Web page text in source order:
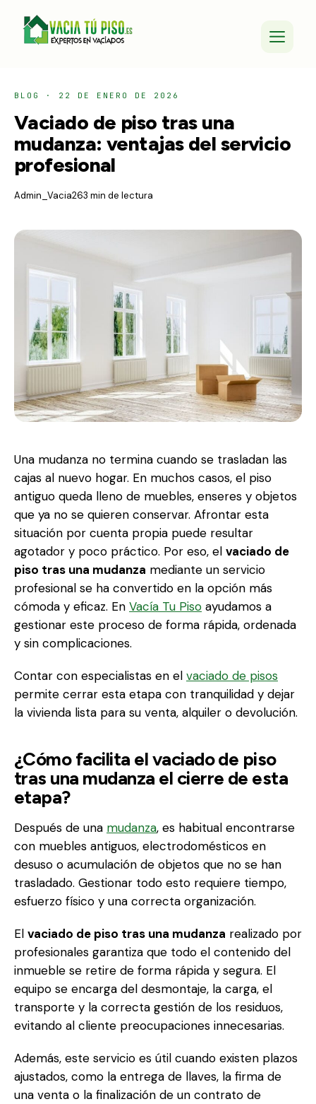
BLOG · 22 DE ENERO DE 2026
Vaciado de piso tras una
mudanza: ventajas del servicio
profesional
Admin_Vacia263 min de lectura
Una mudanza no termina cuando se trasladan las
cajas al nuevo hogar. En muchos casos, el piso
antiguo queda lleno de muebles, enseres y objetos
que ya no se quieren conservar. Afrontar esta
situación por cuenta propia puede resultar
agotador y poco práctico. Por eso, el vaciado de
piso tras una mudanza mediante un servicio
profesional se ha convertido en la opción más
cómoda y eficaz. En Vacía Tu Piso ayudamos a
gestionar este proceso de forma rápida, ordenada
y sin complicaciones.
Contar con especialistas en el vaciado de pisos
permite cerrar esta etapa con tranquilidad y dejar
la vivienda lista para su venta, alquiler o devolución.
¿Cómo facilita el vaciado de piso
tras una mudanza el cierre de esta
etapa?
Después de una mudanza, es habitual encontrarse
con muebles antiguos, electrodomésticos en
desuso o acumulación de objetos que no se han
trasladado. Gestionar todo esto requiere tiempo,
esfuerzo físico y una correcta organización.
El vaciado de piso tras una mudanza realizado por
profesionales garantiza que todo el contenido del
inmueble se retire de forma rápida y segura. El
equipo se encarga del desmontaje, la carga, el
transporte y la correcta gestión de los residuos,
evitando al cliente preocupaciones innecesarias.
Además, este servicio es útil cuando existen plazos
ajustados, como la entrega de llaves, la firma de
una venta o la finalización de un contrato de